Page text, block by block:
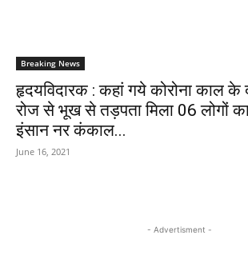
Breaking News
हृदयविदारक : कहां गये कोरोना काल के
रोज से भूख से तड़पता मिला 06 लोगों का
इंसान नर कंकाल...
June 16, 2021
- Advertisment -